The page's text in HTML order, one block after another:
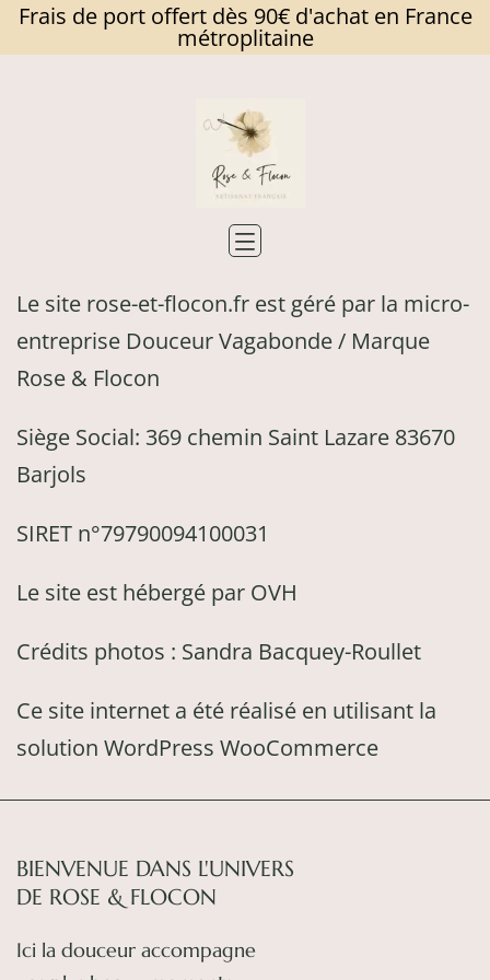
Frais de port offert dès 90€ d'achat en France
métroplitaine
Flocon
Le site rose-et-flocon.fr est géré par la micro-
entreprise Douceur Vagabonde / Marque
Rose & Flocon
Siège Social: 369 chemin Saint Lazare 83670
Barjols
SIRET n°79790094100031
Le site est hébergé par OVH
Crédits photos : Sandra Bacquey-Roullet
Ce site internet a été réalisé en utilisant la
solution WordPress WooCommerce
BIENVENUE DANS L'UNIVERS
DE ROSE & FLOCON
Ici la douceur accompagne